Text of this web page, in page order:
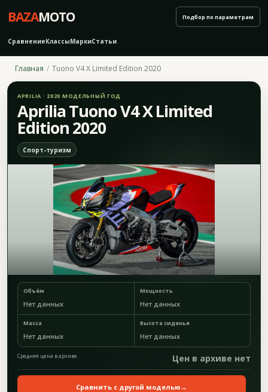
BAZAMOTO
СравнениеКлассыМаркиСтатьи
Подбор по параметрам
Главная Tuono V4 X Limited Edition 2020
APRILIA · 2020 МОДЕЛЬНЫЙ ГОД
Aprilia Tuono V4 X Limited
Edition 2020
Спорт-туризм
Объём
Нет данных
Мощность
Нет данных
Масса
Нет данных
Высота сиденья
Нет данных
Средняя цена в архиве Цен в архиве нет
Сравнить с другой моделью →